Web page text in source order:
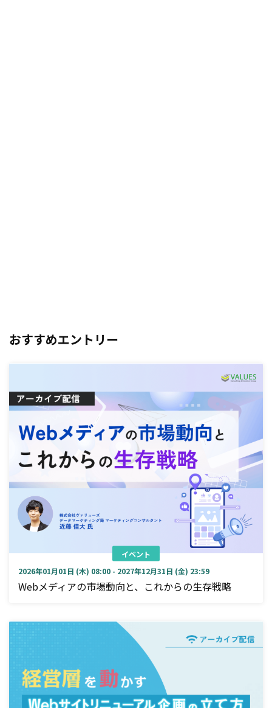
おすすめエントリー
イベント
2026年01月01日 (木) 08:00 - 2027年12月31日 (金) 23:59
Webメディアの市場動向と、これからの生存戦略